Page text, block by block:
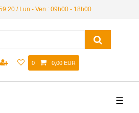
20 / Lun - Ven : 09h00 - 18h00
0 0,00 EUR
☰